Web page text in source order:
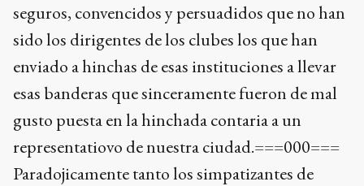
seguros, convencidos y persuadidos que no han
sido los dirigentes de los clubes los que han
enviado a hinchas de esas instituciones a llevar
esas banderas que sinceramente fueron de mal
gusto puesta en la hinchada contaria a un
representatiovo de nuestra ciudad.===000===
Paradojicamente tanto los simpatizantes de